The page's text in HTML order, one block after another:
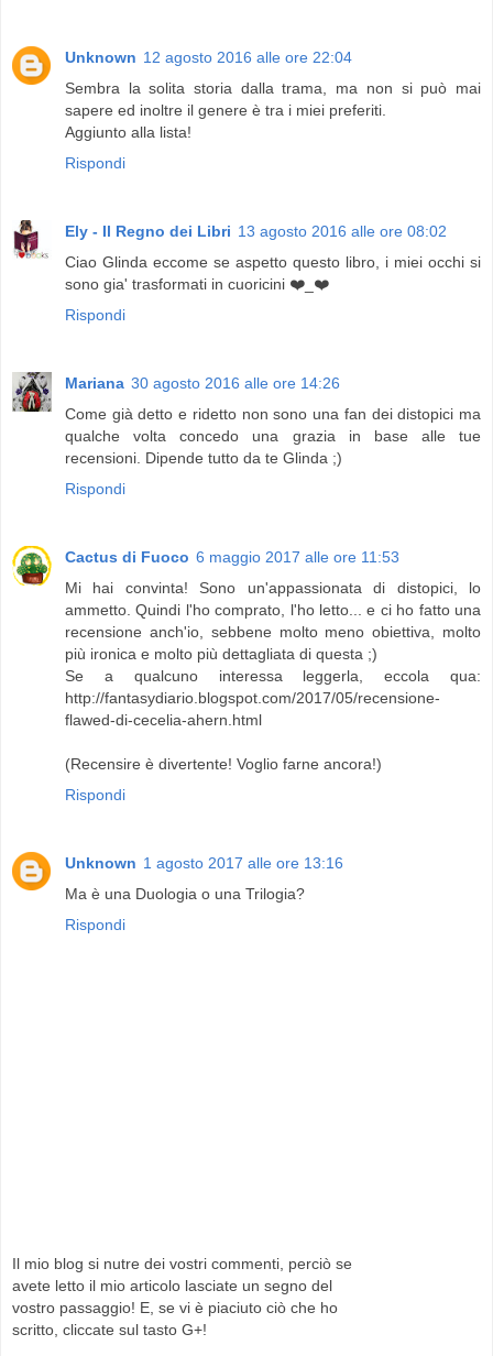
Unknown 12 agosto 2016 alle ore 22:04
Sembra la solita storia dalla trama, ma non si può mai
sapere ed inoltre il genere è tra i miei preferiti.
Aggiunto alla lista!
Rispondi
Ely - Il Regno dei Libri 13 agosto 2016 alle ore 08:02
Ciao Glinda eccome se aspetto questo libro, i miei occhi si
sono gia' trasformati in cuoricini ❤️_❤️
Rispondi
Mariana 30 agosto 2016 alle ore 14:26
Come già detto e ridetto non sono una fan dei distopici ma
qualche volta concedo una grazia in base alle tue
recensioni. Dipende tutto da te Glinda ;)
Rispondi
Cactus di Fuoco 6 maggio 2017 alle ore 11:53
Mi hai convinta! Sono un'appassionata di distopici, lo
ammetto. Quindi l'ho comprato, l'ho letto... e ci ho fatto una
recensione anch'io, sebbene molto meno obiettiva, molto
più ironica e molto più dettagliata di questa ;)
Se a qualcuno interessa leggerla, eccola qua:
http://fantasydiario.blogspot.com/2017/05/recensione-
flawed-di-cecelia-ahern.html
(Recensire è divertente! Voglio farne ancora!)
Rispondi
Unknown 1 agosto 2017 alle ore 13:16
Ma è una Duologia o una Trilogia?
Rispondi
Il mio blog si nutre dei vostri commenti, perciò se
avete letto il mio articolo lasciate un segno del
vostro passaggio! E, se vi è piaciuto ciò che ho
scritto, cliccate sul tasto G+!